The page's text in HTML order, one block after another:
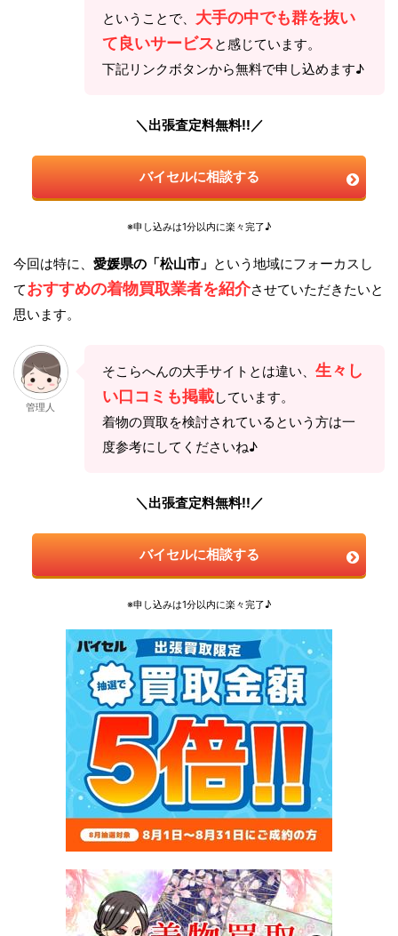
ということで、 大手の中でも群を抜い
て良いサービスと感じています。
下記リンクボタンから無料で申し込めます♪
＼出張査定料無料!!／
バイセルに相談する
※申し込みは1分以内に楽々完了♪
今回は特に、 愛媛県の「松山市」 という地域にフォーカスし
ておすすめの着物買取業者を紹介させていただきたいと
思います。
管理人
そこらへんの大手サイトとは違い、 生々し
い口コミも掲載しています。
着物の買取を検討されているという方は一
度参考にしてくださいね♪
＼出張査定料無料!!／
バイセルに相談する
※申し込みは1分以内に楽々完了♪